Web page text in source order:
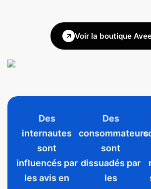
Voir la boutique
Des
internautes
sont
influencés par
les avis en
Des
consommateurs
sont
dissuadés par
les